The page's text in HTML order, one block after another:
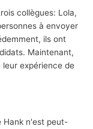
collègues: Lola,
à envoyer
ils ont
Maintenant,
expérience de
Hank n'est peut-